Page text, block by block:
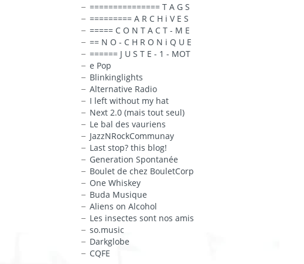
=============== T A G S
========= A R C H i V E S
===== C O N T A C T - M E
== N O - C H R O N i Q U E
====== J U S T E - 1 - MOT
e Pop
Blinkinglights
Alternative Radio
I left without my hat
Next 2.0 (mais tout seul)
Le bal des vauriens
JazzNRockCommunay
Last stop? this blog!
Generation Spontanée
Boulet de chez BouletCorp
One Whiskey
Buda Musique
Aliens on Alcohol
Les insectes sont nos amis
so.music
Darkglobe
CQFE